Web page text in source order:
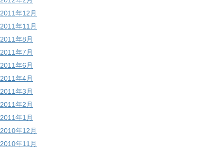
2011年12月
2011年11月
2011年8月
2011年7月
2011年6月
2011年4月
2011年3月
2011年2月
2011年1月
2010年12月
2010年11月